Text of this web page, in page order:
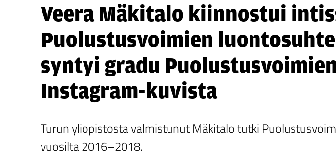
Veera Mäkitalo kiinnostui
Puolustusvoimien
syntyi gradu Puolustusvoimien
Instagram-kuvista
Turun yliopistosta valmistunut Mäkitalo tutki
vuosilta 2016–2018.